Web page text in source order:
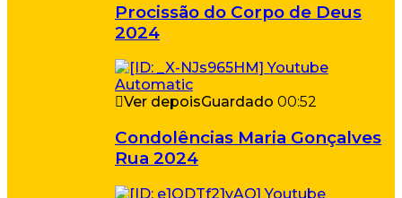
Procissão do Corpo de Deus
2024
Ver depoisGuardado 00:52
Condolências Maria Gonçalves
Rua 2024